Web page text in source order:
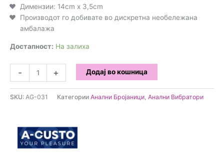
Димензии: 14cm x 3,5cm
Производот го добивате во дискретна необележана
амбалажа
Достапност: На залиха
-
Gusto
-
Вибрирачка
количина
+ Додај во кошница
SKU: AG-031 Категории Анални Бројаници, Анални Вибратори